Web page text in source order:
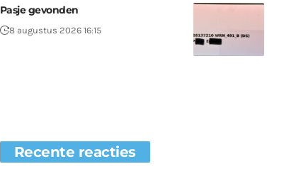
Pasje gevonden
8 augustus 2026 16:15
Recente reacties